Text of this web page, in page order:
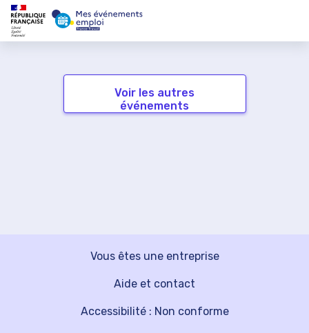
Voir les autres
événements
Vous êtes une entreprise
Aide et contact
Accessibilité : Non conforme